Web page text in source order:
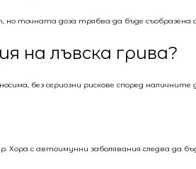
точната доза трябва да бъде
на лъвска грива?
без сериозни рискове според наличните
с автоимунни заболявания следва да